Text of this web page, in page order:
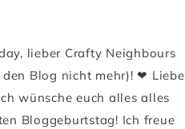
lieber Crafty Neighbours
Blog nicht mehr)! ❤ Liebe
wünsche euch alles alles
Bloggeburtstag! Ich freue